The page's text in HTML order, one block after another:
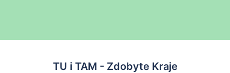
TU i TAM - Zdobyte Kraje